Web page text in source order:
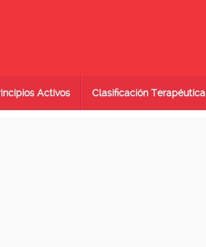
Activos Clasificación Terapéutica